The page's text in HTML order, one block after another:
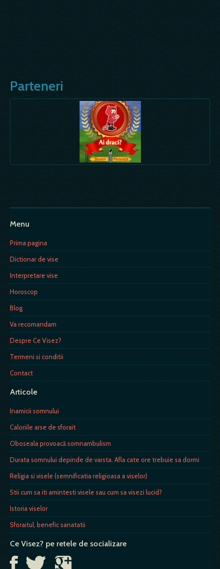
Parteneri
Menu
Prima pagina
Dictionar de vise
Interpretare vise
Horoscop
Blog
Va recomandam
Despre Ce Visez?
Termeni si conditii
Contact
Articole
Inamicii somnului
Caloriile arse de sforait
Oboseala provoacă somnambulism
Durata somnului depinde de varsta. Afla cate ore trebuie sa dormi
Religia si visele (semnificatia religioasa a viselor)
Stii cum sa iti amintesti visele sau cum sa visezi lucid?
Istoria viselor
Sforaitul, benefic sanatatii
Ce Visez? pe retele de socializare